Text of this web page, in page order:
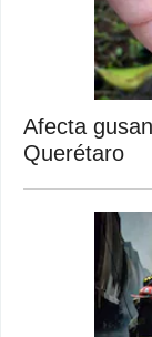
Afecta
Querétaro